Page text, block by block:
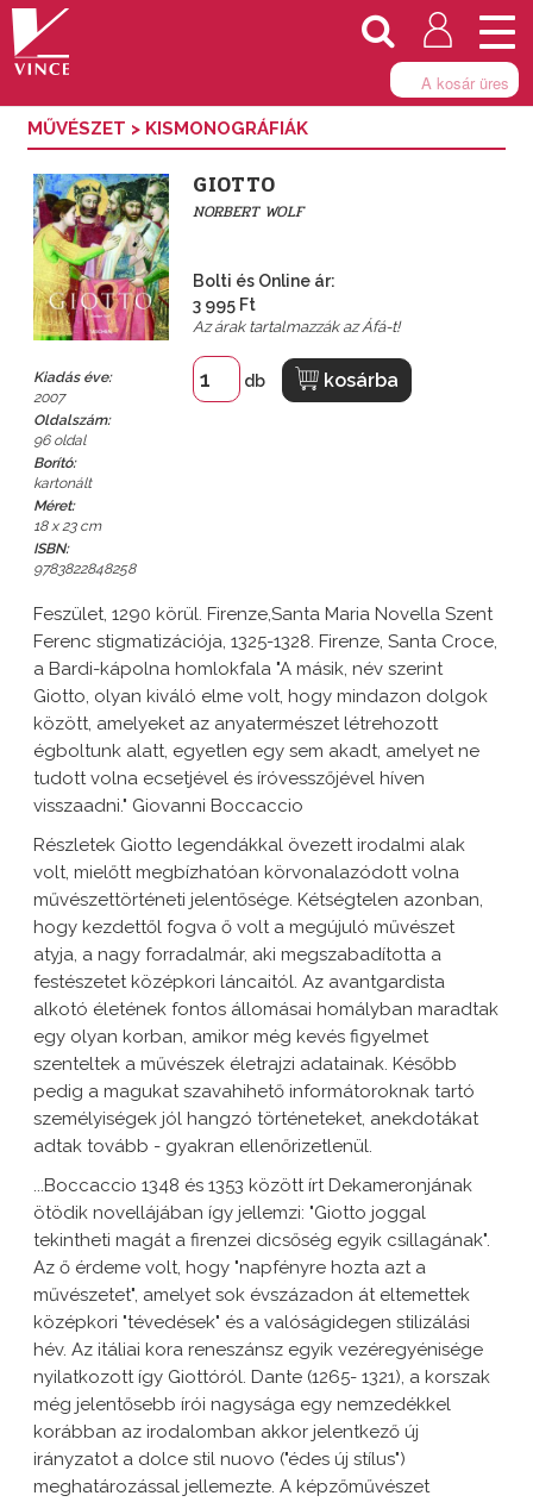
A kosár üres
MŰVÉSZET > KISMONOGRÁFIÁK
Kiadás éve:
2007
Oldalszám:
96 oldal
Borító:
kartonált
Méret:
18 x 23 cm
ISBN:
9783822848258
GIOTTO
NORBERT WOLF
Bolti és Online ár:
3 995 Ft
Az árak tartalmazzák az Áfá-t!
db kosárba
Feszület, 1290 körül. Firenze,Santa Maria Novella Szent
Ferenc stigmatizációja, 1325-1328. Firenze, Santa Croce,
a Bardi-kápolna homlokfala "A másik, név szerint
Giotto, olyan kiváló elme volt, hogy mindazon dolgok
között, amelyeket az anyatermészet létrehozott
égboltunk alatt, egyetlen egy sem akadt, amelyet ne
tudott volna ecsetjével és íróvesszőjével híven
visszaadni." Giovanni Boccaccio
Részletek Giotto legendákkal övezett irodalmi alak
volt, mielőtt megbízhatóan körvonalazódott volna
művészettörténeti jelentősége. Kétségtelen azonban,
hogy kezdettől fogva ő volt a megújuló művészet
atyja, a nagy forradalmár, aki megszabadította a
festészetet középkori láncaitól. Az avantgardista
alkotó életének fontos állomásai homályban maradtak
egy olyan korban, amikor még kevés figyelmet
szenteltek a művészek életrajzi adatainak. Később
pedig a magukat szavahihető informátoroknak tartó
személyiségek jól hangzó történeteket, anekdotákat
adtak tovább - gyakran ellenőrizetlenül.
...Boccaccio 1348 és 1353 között írt Dekameronjának
ötödik novellájában így jellemzi: "Giotto joggal
tekintheti magát a firenzei dicsőség egyik csillagának".
Az ő érdeme volt, hogy "napfényre hozta azt a
művészetet", amelyet sok évszázadon át eltemettek
középkori "tévedések" és a valóságidegen stilizálási
hév. Az itáliai kora reneszánsz egyik vezéregyénisége
nyilatkozott így Giottóról. Dante (1265- 1321), a korszak
még jelentősebb írói nagysága egy nemzedékkel
korábban az irodalomban akkor jelentkező új
irányzatot a dolce stil nuovo ("édes új stílus")
meghatározással jellemezte. A képzőművészet